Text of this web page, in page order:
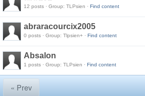
12 posts · Group: TLPsien · Find content
abraracourcix2005
0 posts · Group: Tlpsien+ · Find content
Absalon
1 posts · Group: TLPsien · Find content
« Prev